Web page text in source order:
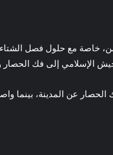
خاصة مع حلول فصل الشتاء
الإسلامي إلى فك الحصار
عن المدينة، بينما